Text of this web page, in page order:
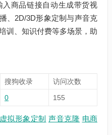
商品链接自动生成带货视
、2D/3D形象定制与声音克
训、知识付费等多场景，助
搜狗收录 访问次数
0 155
虚拟形象定制 声音克隆 电商